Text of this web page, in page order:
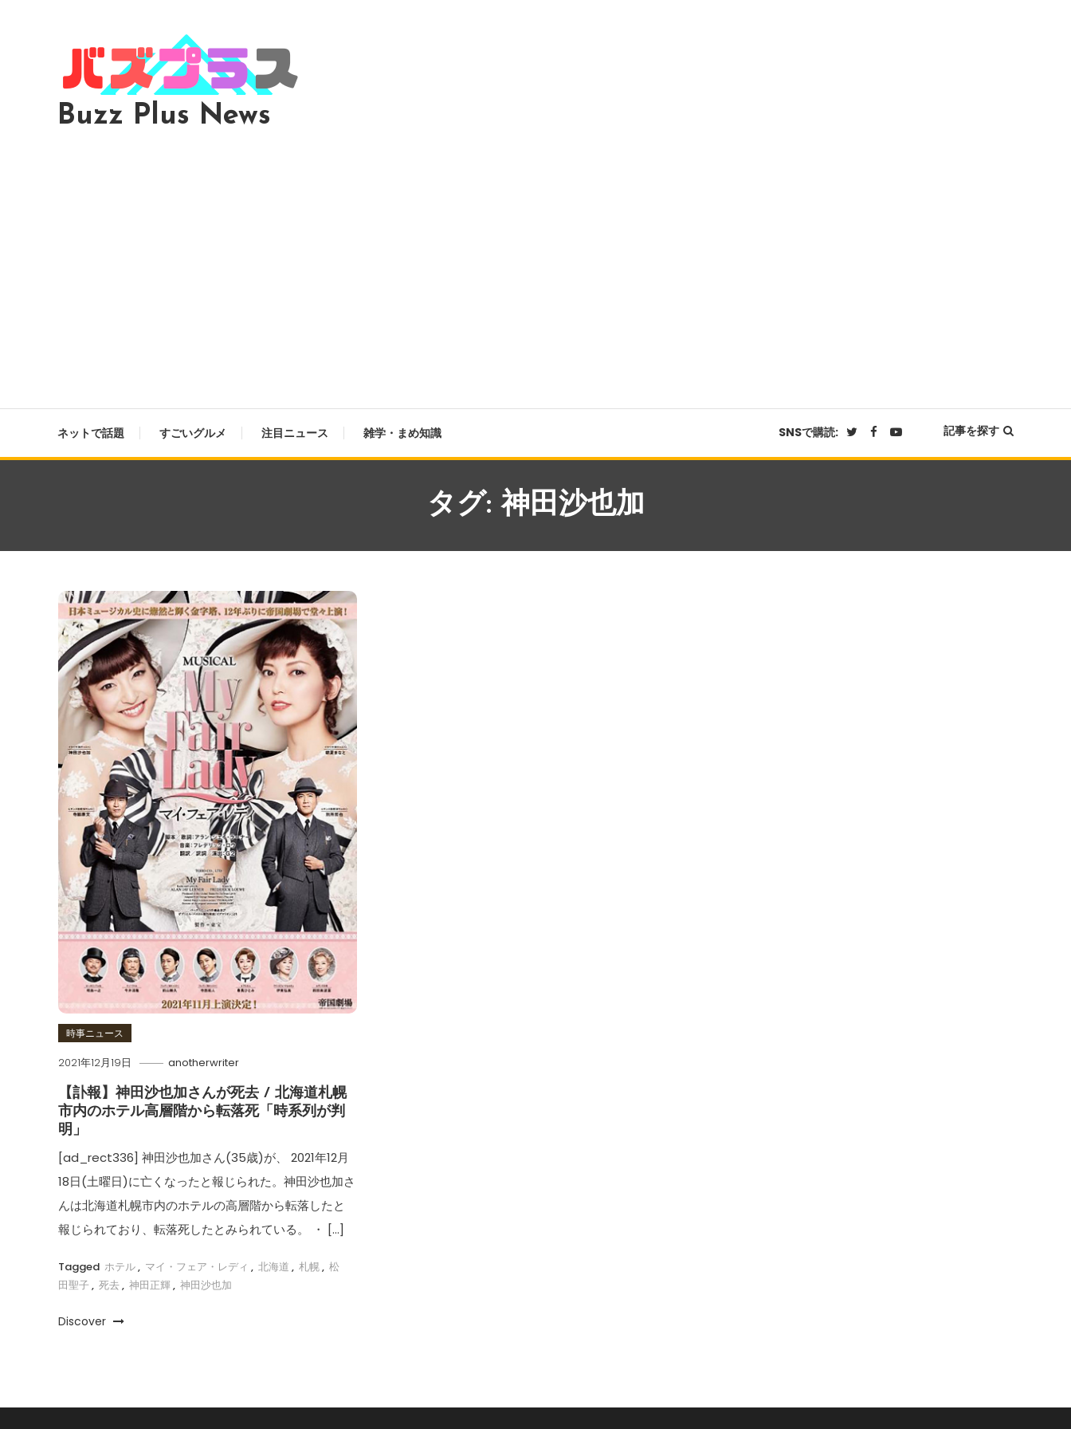
Buzz Plus News
ネットで話題 すごいグルメ 注目ニュース 雑学・まめ知識 SNSで購読: 記事を探す
タグ:神田沙也加
時事ニュース
2021年12月19日 anotherwriter
【訃報】神田沙也加さんが死去 / 北海道札幌
市内のホテル高層階から転落死「時系列が判
明」
[ad_rect336] 神田沙也加さん(35歳)が、 2021年12月
18日(土曜日)に亡くなったと報じられた。神田沙也加さ
んは北海道札幌市内のホテルの高層階から転落したと
報じられており、転落死したとみられている。 ・ […]
Tagged ホテル, マイ・フェア・レディ , 北海道 , 札幌, 松
田聖子 , 死去, 神田正輝 , 神田沙也加
Discover